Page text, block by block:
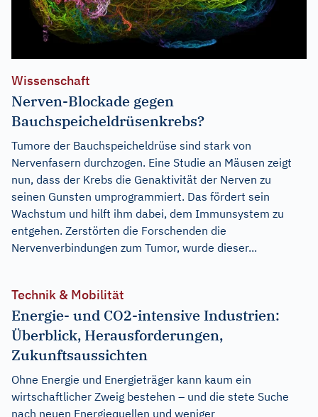
Wissenschaft
Nerven-Blockade gegen
Bauchspeicheldrüsenkrebs?
Tumore der Bauchspeicheldrüse sind stark von
Nervenfasern durchzogen. Eine Studie an Mäusen zeigt
nun, dass der Krebs die Genaktivität der Nerven zu
seinen Gunsten umprogrammiert. Das fördert sein
Wachstum und hilft ihm dabei, dem Immunsystem zu
entgehen. Zerstörten die Forschenden die
Nervenverbindungen zum Tumor, wurde dieser...
Technik & Mobilität
Energie- und CO2-intensive Industrien:
Überblick, Herausforderungen,
Zukunftsaussichten
Ohne Energie und Energieträger kann kaum ein
wirtschaftlicher Zweig bestehen – und die stete Suche
nach neuen Energiequellen und weniger